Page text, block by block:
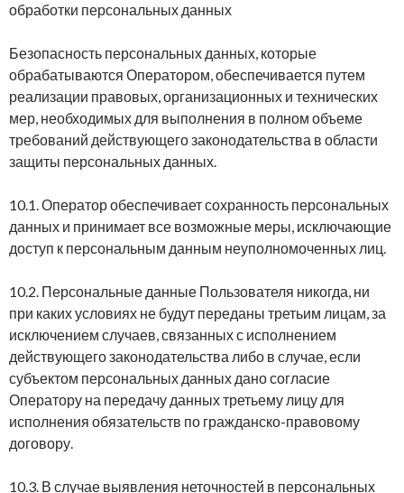
обработки персональных данных
Безопасность персональных данных, которые
обрабатываются Оператором, обеспечивается путем
реализации правовых, организационных и технических
мер, необходимых для выполнения в полном объеме
требований действующего законодательства в области
защиты персональных данных.
10.1. Оператор обеспечивает сохранность персональных
данных и принимает все возможные меры, исключающие
доступ к персональным данным неуполномоченных лиц.
10.2. Персональные данные Пользователя никогда, ни
при каких условиях не будут переданы третьим лицам, за
исключением случаев, связанных с исполнением
действующего законодательства либо в случае, если
субъектом персональных данных дано согласие
Оператору на передачу данных третьему лицу для
исполнения обязательств по гражданско-правовому
договору.
10.3. В случае выявления неточностей в персональных